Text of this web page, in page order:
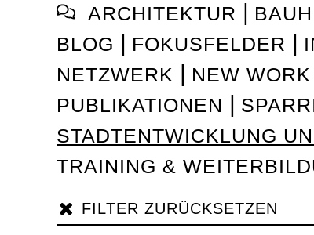
ARCHITEKTUR
BLOG
FOKUSFELDER
NETZWERK
NEW
PUBLIKATIONEN
STADTENTWICKLUNG
TRAINING &
FILTER ZURÜCKSETZEN